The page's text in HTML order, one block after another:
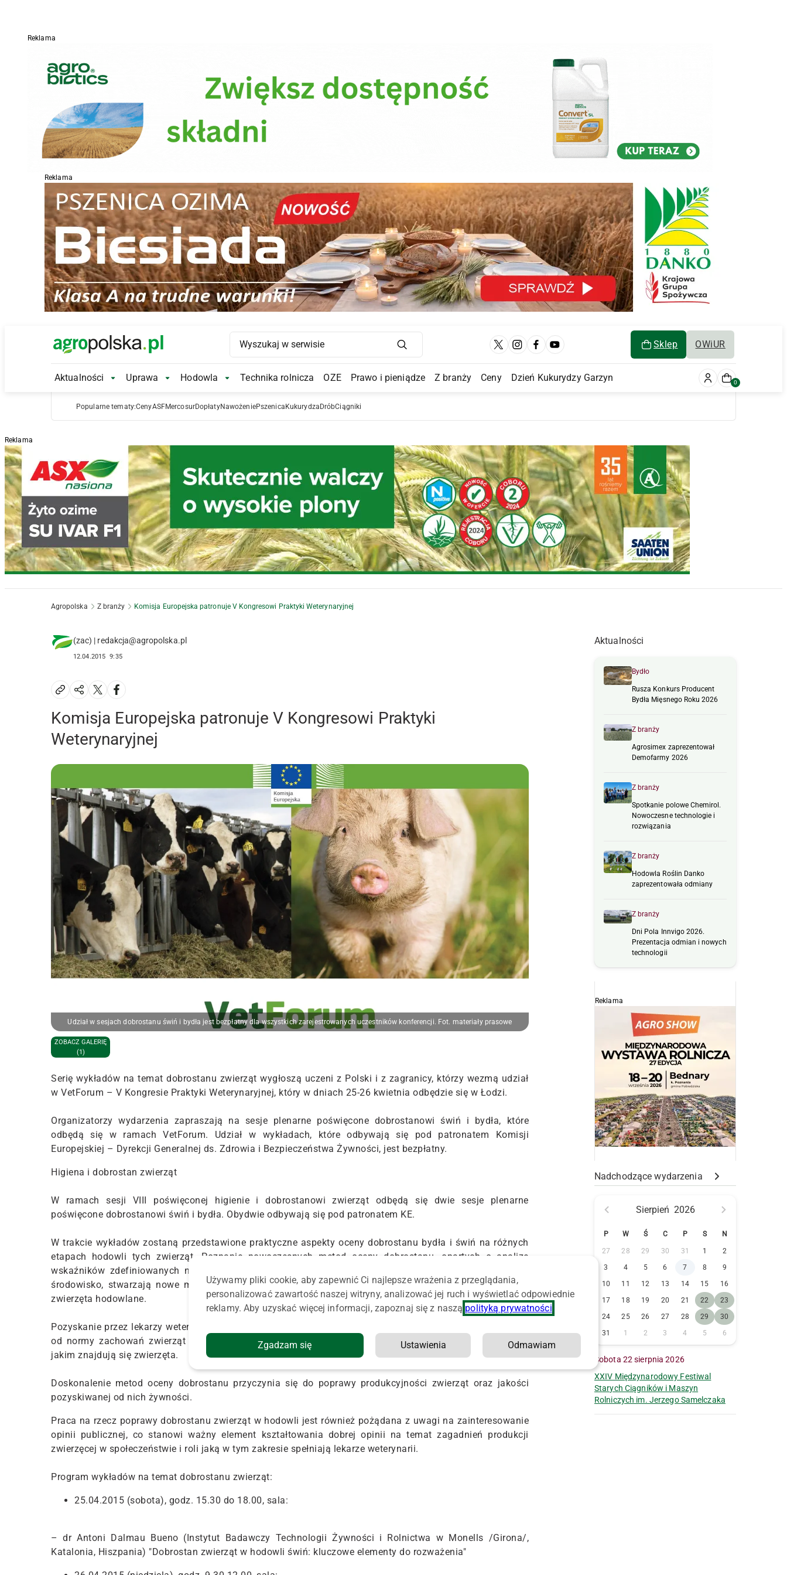
Reklama
Reklama
Main Logo Sklep OWiUR
Main Navigation
Aktualności Aktualności Submenu
Uprawa Uprawa Submenu
Hodowla Hodowla Submenu
Technika rolnicza OZE Prawo i pieniądze Z branży Ceny Dzień Kukurydzy Garzyn 0
Popularne tematy:CenyASFMercosurDopłatyNawożeniePszenica Kukurydza DróbCiągniki
Reklama
Agropolska Z branży Komisja Europejska patronuje V Kongresowi Praktyki Weterynaryjnej
(zac) | redakcja@agropolska.pl
12.04.2015 9:35
Komisja Europejska patronuje V Kongresowi Praktyki
Weterynaryjnej
Udział w sesjach dobrostanu świń i bydła jest bezpłatny dla wszystkich zarejestrowanych uczestników konferencji. Fot. materiały prasowe
ZOBACZ GALERIĘ
(1)
Serię wykładów na temat dobrostanu zwierząt wygłoszą uczeni z Polski i z zagranicy, którzy wezmą udział
w VetForum – V Kongresie Praktyki Weterynaryjnej, który w dniach 25-26 kwietnia odbędzie się w Łodzi.
Organizatorzy wydarzenia zapraszają na sesje plenarne poświęcone dobrostanowi świń i bydła, które
odbędą się w ramach VetForum. Udział w wykładach, które odbywają się pod patronatem Komisji
Europejskiej – Dyrekcji Generalnej ds. Zdrowia i Bezpieczeństwa Żywności, jest bezpłatny.
Higiena i dobrostan zwierząt
W ramach sesji VIII poświęconej higienie i dobrostanowi zwierząt odbędą się dwie sesje plenarne
poświęcone dobrostanowi świń i bydła. Obydwie odbywają się pod patronatem KE.
W trakcie wykładów zostaną przedstawione praktyczne aspekty oceny dobrostanu bydła i świń na różnych
etapach hodowli tych zwierząt. Poznanie nowoczesnych metod oceny dobrostanu, opartych o analizę
wskaźników zdefiniowanych na podstawie bezpośredniego badania reakcji zwierzęcia na otaczające je
środowisko, stwarzają nowe możliwości pełnego rozpoznania jakości środowiska, w którym przebywają
zwierzęta hodowlane.
Pozyskanie przez lekarzy weterynarii i hodowców umiejętności rozpoznawania normalnych i odbiegających
od normy zachowań zwierząt poszerza zakres obiektywnej wiedzy na temat możliwości opisu stanu, w
jakim znajdują się zwierzęta.
Doskonalenie metod oceny dobrostanu przyczynia się do poprawy produkcyjności zwierząt oraz jakości
pozyskiwanej od nich żywności.
Praca na rzecz poprawy dobrostanu zwierząt w hodowli jest również pożądana z uwagi na zainteresowanie
opinii publicznej, co stanowi ważny element kształtowania dobrej opinii na temat zagadnień produkcji
zwierzęcej w społeczeństwie i roli jaką w tym zakresie spełniają lekarze weterynarii.
Program wykładów na temat dobrostanu zwierząt:
25.04.2015 (sobota), godz. 15.30 do 18.00, sala:
– dr Antoni Dalmau Bueno (Instytut Badawczy Technologii Żywności i Rolnictwa w Monells /Girona/,
Katalonia, Hiszpania) "Dobrostan zwierząt w hodowli świń: kluczowe elementy do rozważenia"
Aktualności
Bydło
Rusza Konkurs Producent
Bydła Mięsnego Roku 2026
Z branży
Agrosimex zaprezentował
Demofarmy 2026
Z branży
Spotkanie polowe Chemirol.
Nowoczesne technologie i
rozwiązania
Z branży
Hodowla Roślin Danko
zaprezentowała odmiany
Z branży
Dni Pola Innvigo 2026.
Prezentacja odmian i nowych
technologii
Reklama
Nadchodzące wydarzenia
Sierpień 2026
P W Ś C P S N
27 28 29 30 31 1
2
3
4 5 6 7 8
9
10
11 12 13 14 15
16
17
18 19 20 21 22
23
24
25 26 27 28 29
30
31
1 2 3 4 5 6
Sobota 22 sierpnia 2026
XXIV Międzynarodowy Festiwal
Starych Ciągników i Maszyn
Rolniczych im. Jerzego Samelczaka
Używamy pliki cookie, aby zapewnić Ci najlepsze wrażenia z przeglądania,
personalizować zawartość naszej witryny, analizować jej ruch i wyświetlać odpowiednie
reklamy. Aby uzyskać więcej informacji, zapoznaj się z naszą polityką prywatności
Zgadzam się Ustawienia Odmawiam